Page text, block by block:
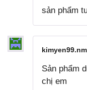
sản phẩm
kimyen99.nm
Sản phẩm
chị em